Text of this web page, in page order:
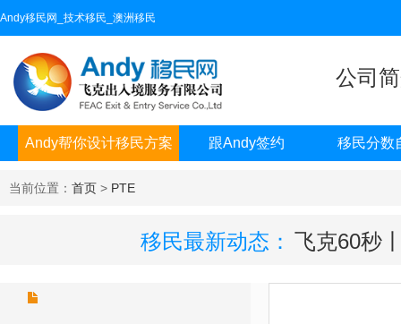
Andy移民网_技术移民_澳洲移民
公司
Andy帮你设计移民方案 跟Andy签约 移民分数
当前位置： 首页 > PTE
移民最新动态： 飞克60秒